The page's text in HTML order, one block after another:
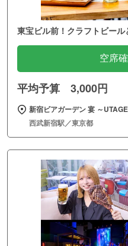
東宝ビル前！クラフトビー
空席
平均予算 3,000円
新宿ビアガーデン 宴 ～
西武新宿駅／東京都